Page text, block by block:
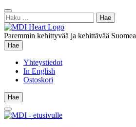
Siirry
sisältöön
Sulje
hae
Haku:
Paremmin kehittyvää ja kehittävää Suomea
Hae
Hae
Yhteystiedot
In English
Ostoskori
Hae
Hae
Main
Menu